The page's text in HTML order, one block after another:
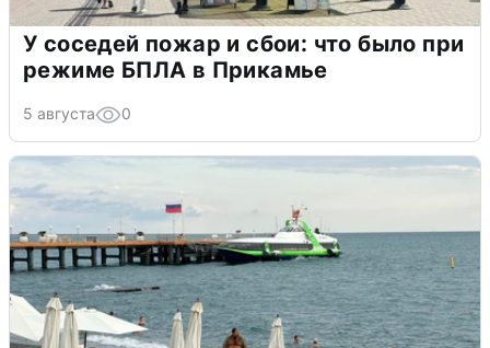
У соседей пожар и сбои: что было при
режиме БПЛА в Прикамье
5 августа 0